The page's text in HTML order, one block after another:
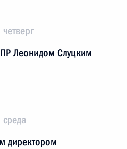
Леонидом Слуцким
директором